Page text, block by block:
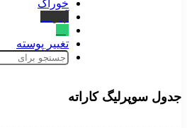
خوراک
تغییر پوسته
جدول سوپرلیگ کاراته